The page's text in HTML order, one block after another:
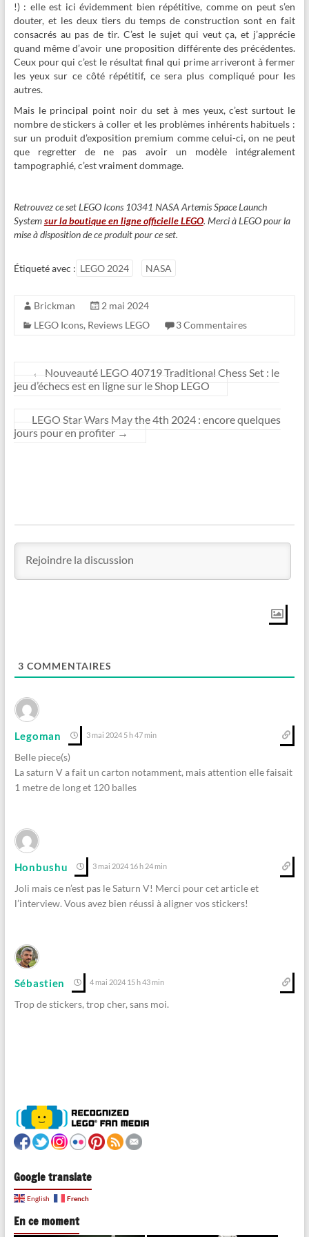
!) : elle est ici évidemment bien répétitive, comme on peut s’en
douter, et les deux tiers du temps de construction sont en fait
consacrés au pas de tir. C’est le sujet qui veut ça, et j’apprécie
quand même d’avoir une proposition différente des précédentes.
Ceux pour qui c’est le résultat final qui prime arriveront à fermer
les yeux sur ce côté répétitif, ce sera plus compliqué pour les
autres.
Mais le principal point noir du set à mes yeux, c’est surtout le
nombre de stickers à coller et les problèmes inhérents habituels :
sur un produit d’exposition premium comme celui-ci, on ne peut
que regretter de ne pas avoir un modèle intégralement
tampographié, c’est vraiment dommage.
Retrouvez ce set LEGO Icons 10341 NASA Artemis Space Launch
Systemsur la boutique en ligne officielle LEGO. Merci à LEGO pour la
mise à disposition de ce produit pour ce set.
Étiqueté avec : LEGO 2024 NASA
Brickman
2 mai 2024
LEGO Icons, Reviews LEGO 3 Commentaires
←
Nouveauté LEGO 40719 Traditional Chess Set : le
jeu d’échecs est en ligne sur le Shop LEGO
LEGO Star Wars May the 4th 2024 : encore quelques
jours pour en profiter →
3 COMMENTAIRES
Legoman 3 mai 2024 5 h 47 min
Belle piece(s)
La saturn V a fait un carton notamment, mais attention elle faisait
1 metre de long et 120 balles
Honbushu 3 mai 2024 16 h 24 min
Joli mais ce n’est pas le Saturn V! Merci pour cet article et
l’interview. Vous avez bien réussi à aligner vos stickers!
Sébastien 4 mai 2024 15 h 43 min
Trop de stickers, trop cher, sans moi.
Google translate
English French
En ce moment